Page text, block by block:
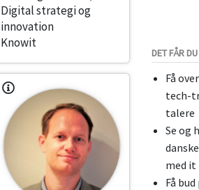
Digital strategi og
innovation
Knowit
DET FÅR
Få
tech-
talere
Se og
med it
Få